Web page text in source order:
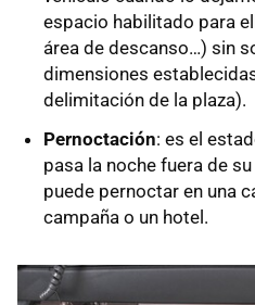
espacio habilitado para
área de descanso…) sin
dimensiones
delimitación de la plaza).
Pernoctación: es el
pasa la noche fuera de
puede pernoctar en una
campaña o un hotel.